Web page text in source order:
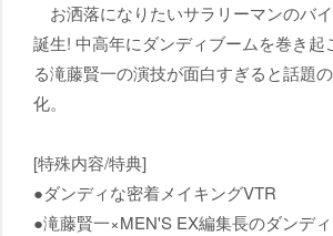
お洒落になりたいサラリーマンのバ
誕生! 中高年にダンディブームを巻き起
る滝藤賢一の演技が面白すぎると話題
化。
[特殊内容/特典]
●ダンディな密着メイキングVTR
●滝藤賢一×MEN'S EX編集長のダンデ